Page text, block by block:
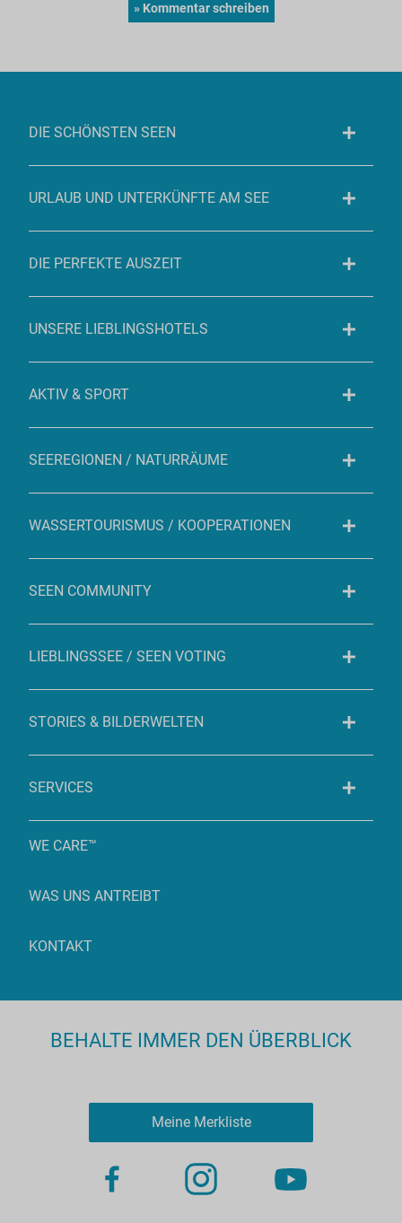
DIE SCHÖNSTEN SEEN
URLAUB UND UNTERKÜNFTE AM SEE
DIE PERFEKTE AUSZEIT
UNSERE LIEBLINGSHOTELS
AKTIV & SPORT
SEEREGIONEN / NATURRÄUME
WASSERTOURISMUS / KOOPERATIONEN
SEEN COMMUNITY
LIEBLINGSSEE / SEEN VOTING
STORIES & BILDERWELTEN
SERVICES
WE CARE™
WAS UNS ANTREIBT
KONTAKT
BEHALTE IMMER DEN ÜBERBLICK
Meine Merkliste